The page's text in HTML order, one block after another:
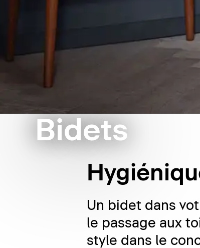
Bidets
Un bidet dans
le passage aux
style dans le